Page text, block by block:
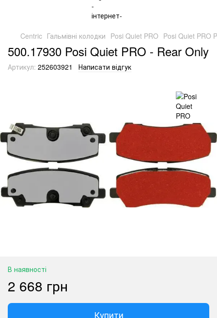
Centric Гальмівні колодки Posi Quiet PRO Posi Quiet PRO
500.17930 Posi Quiet PRO - Rear Only
Артикул: 252603921 Написати відгук
В наявності
2 668 грн
Купити